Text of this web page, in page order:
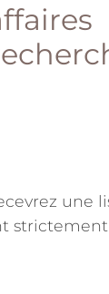
une